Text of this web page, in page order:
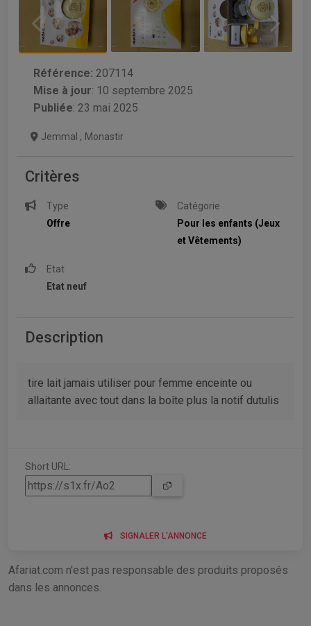
Référence: 207114
Mise à jour: 10 septembre 2025
Publiée: 23 mai 2025
Jemmal , Monastir
Critères
Type
Offre
Catégorie
Pour les enfants (Jeux
et Vêtements)
Etat
Etat neuf
Description
tire lait jamais utiliser pour femme enceinte ou
allaitante avec tout dans la boîte plus la notif dutulis
Short URL:
SIGNALER L'ANNONCE
Afariat.com n'est pas responsable des produits proposés
dans les annonces.